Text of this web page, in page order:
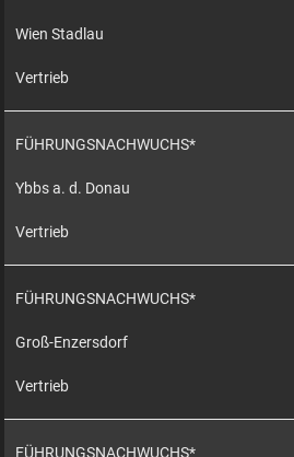
Wien Stadlau
Vertrieb
FÜHRUNGSNACHWUCHS*
Ybbs a. d. Donau
Vertrieb
FÜHRUNGSNACHWUCHS*
Groß-Enzersdorf
Vertrieb
FÜHRUNGSNACHWUCHS*